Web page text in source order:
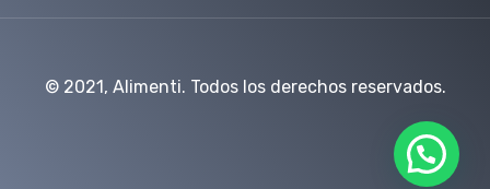
© 2021, Alimenti. Todos los derechos reservados.